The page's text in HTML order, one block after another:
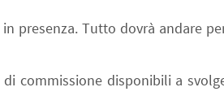
presenza. Tutto dovrà andare
commissione disponibili a